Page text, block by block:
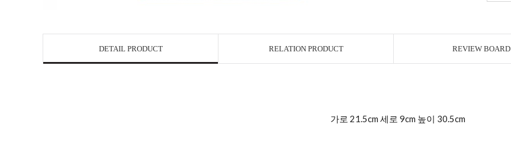
DETAIL PRODUCT RELATION PRODUCT REVIEW BOARD
가로 21.5cm 세로 9cm 높이 30.5cm